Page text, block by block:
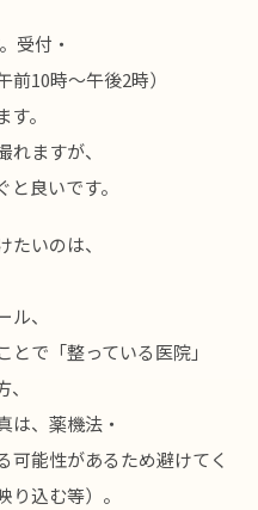
受付・
10時〜午後2時）
。
ますが、
良いです。
いのは、
、
で「整っている医院」
は、薬機法・
可能性があるため避けてく
込む等）。